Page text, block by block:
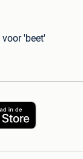
voor 'beet'